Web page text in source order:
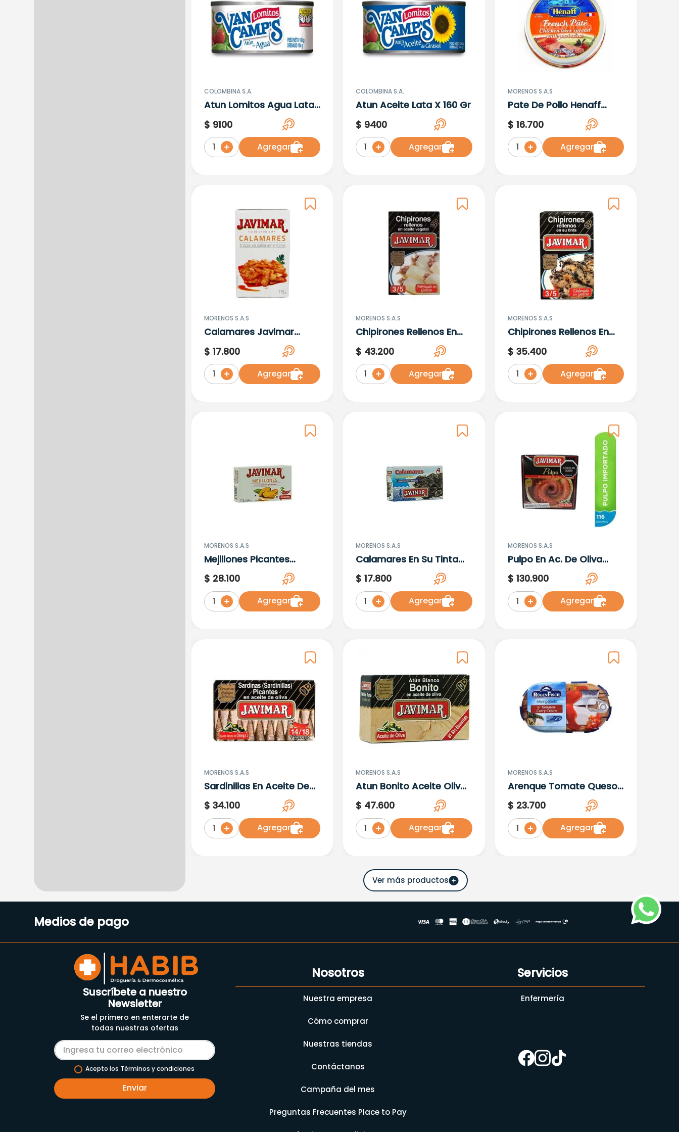
COLOMBINA S.A.
Atun Lomitos Agua Lata
X 160 Gr
$ 9100
1 Agregar
COLOMBINA S.A.
Atun Aceite Lata X 160 Gr
$ 9400
1 Agregar
MORENOS S.A.S
Pate De Pollo Henaff
Ltx78G
$ 16.700
1 Agregar
MORENOS S.A.S
Calamares Javimar
Trozos En Salsa
Americana X 115 G
$ 17.800
1 Agregar
MORENOS S.A.S
Chipirones Rellenos En
Tinta Javimar X 115 G
$ 43.200
1 Agregar
MORENOS S.A.S
Chipirones Rellenos En
Aceite Javimar X 115 G
$ 35.400
1 Agregar
MORENOS S.A.S
Mejillones Picantes
Javimar 111G
$ 28.100
1 Agregar
MORENOS S.A.S
Calamares En Su Tinta
Javimar 11
$ 17.800
1 Agregar
MORENOS S.A.S
Pulpo En Ac. De Oliva
Javimar Ltx116G
$ 130.900
1 Agregar
MORENOS S.A.S
Sardinillas En Aceite De
Oliva Javimar Ltx120G
$ 34.100
1 Agregar
MORENOS S.A.S
Atun Bonito Aceite Oliva
Javimar 111G
$ 47.600
1 Agregar
MORENOS S.A.S
Arenque Tomate Queso
Rugenfisch Lata 200G
$ 23.700
1 Agregar
Medios de pago
Suscríbete a nuestro
Newsletter
Se el primero en enterarte de
todas nuestras ofertas
Acepto los Términos y condiciones
Enviar
Nosotros
Nuestra empresa
Cómo comprar
Nuestras tiendas
Contáctanos
Campaña del mes
Preguntas Frecuentes Place to Pay
Servicios
Enfermería